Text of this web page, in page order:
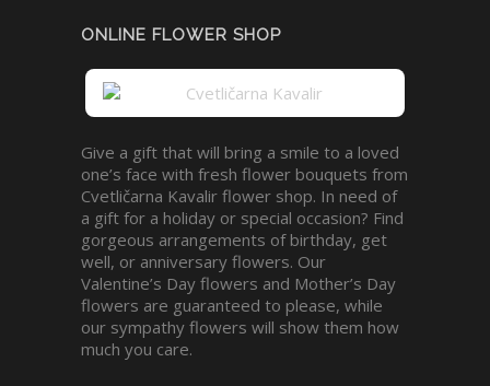
ONLINE FLOWER SHOP
Give a gift that will bring a smile to a loved
one’s face with fresh flower bouquets from
Cvetličarna Kavalir flower shop. In need of
a gift for a holiday or special occasion? Find
gorgeous arrangements of birthday, get
well, or anniversary flowers. Our
Valentine’s Day flowers and Mother’s Day
flowers are guaranteed to please, while
our sympathy flowers will show them how
much you care.